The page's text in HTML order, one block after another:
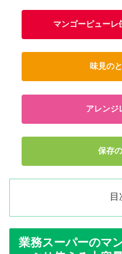
マンゴーピューレ
味見の
アレンジ
保存
目
業務スーパーのマ